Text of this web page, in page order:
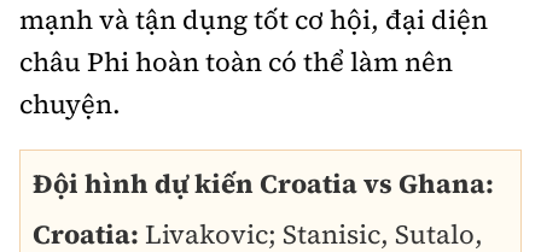
mạnh và tận dụng tốt cơ hội, đại diện
châu Phi hoàn toàn có thể làm nên
chuyện.
Đội hình dự kiến Croatia vs Ghana:
Croatia: Livakovic; Stanisic, Sutalo,